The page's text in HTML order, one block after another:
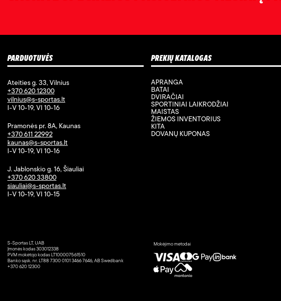
PARDUOTUVĖS
Ateities g. 33, Vilnius
+370 620 12300
vilnius@s-sportas.lt
I-V 10-19, VI 10-16
Pramonės pr. 8A, Kaunas
+370 611 22992
kaunas@s-sportas.lt
I-V 10-19, VI 10-16
J. Jablonskio g. 16, Šiauliai
+370 620 33800
siauliai@s-sportas.lt
I-V 10-19, VI 10-15
PREKIŲ KATALOGAS
APRANGA
BATAI
DVIRAČIAI
SPORTINIAI LAIKRODŽIAI
MAISTAS
ŽIEMOS INVENTORIUS
KITA
DOVANŲ KUPONAS
S-Sportas LT, UAB
Įmonės kodas 303012338
PVM mokėtojo kodas LT100007561510
Banko sąsk. nr. LT88 7300 0101 3466 7646, AB Swedbank
+370 620 12300
Mokėjimo metodai